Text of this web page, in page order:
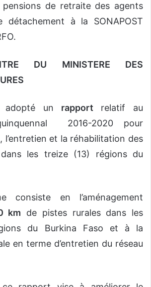
pensions de retraite des agents
détachement à la SONAPOST
DU MINISTERE DES
adopté un rapportrelatif au
2016-2020 pour
l’entretien et la réhabilitation des
les treize (13) régions du
consiste en l’aménagement
km de pistes rurales dans les
du Burkina Faso et à la
en terme d’entretien du réseau